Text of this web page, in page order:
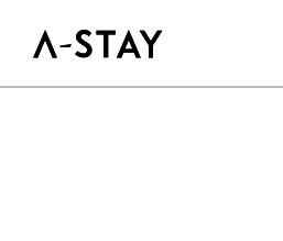
Logo A-stay